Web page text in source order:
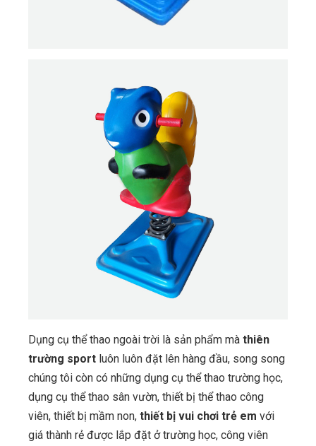
Dụng cụ thể thao ngoài trời là sản phẩm mà thiên
trường sport luôn luôn đặt lên hàng đầu, song song
chúng tôi còn có những dụng cụ thể thao trường học,
dụng cụ thể thao sân vườn, thiết bị thể thao công
viên, thiết bị mầm non, thiết bị vui chơi trẻ em với
giá thành rẻ được lắp đặt ở trường học, công viên